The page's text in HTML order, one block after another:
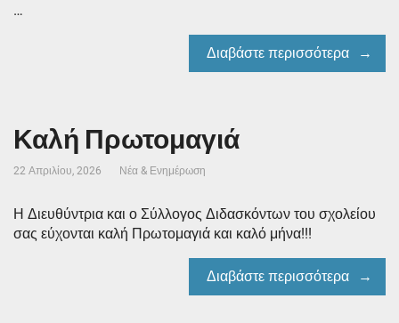
…
Διαβάστε περισσότερα
Καλή Πρωτομαγιά
22 Απριλίου, 2026 Νέα & Ενημέρωση
Η Διευθύντρια και ο Σύλλογος Διδασκόντων του σχολείου
σας εύχονται καλή Πρωτομαγιά και καλό μήνα!!!
Διαβάστε περισσότερα